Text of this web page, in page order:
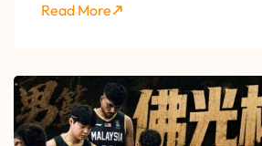
Read More